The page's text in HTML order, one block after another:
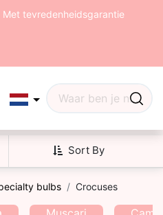
Met tevredenheidsgarantie
Sort By
bulbs Crocuses